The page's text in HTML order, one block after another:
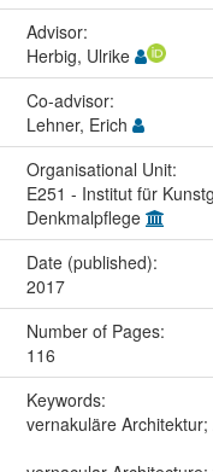
Advisor:
Herbig, Ulrike
Co-advisor:
Lehner, Erich
Organisational Unit:
E251 - Institut für
Denkmalpflege
Date (published):
2017
Number of Pages:
116
Keywords:
vernakuläre